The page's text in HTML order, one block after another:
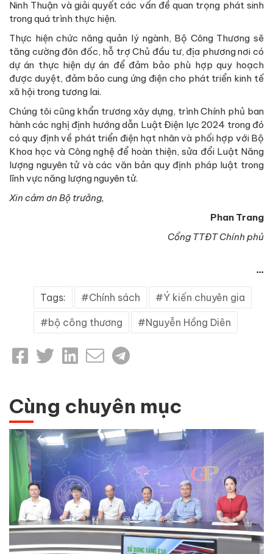
Ninh Thuận và giải quyết các vấn đề quan trọng phát sinh
trong quá trình thực hiện.
Thực hiện chức năng quản lý ngành, Bộ Công Thương sẽ
tăng cường đôn đốc, hỗ trợ Chủ đầu tư, địa phương nơi có
dự án thực hiện dự án để đảm bảo phù hợp quy hoạch
được duyệt, đảm bảo cung ứng điện cho phát triển kinh tế
xã hội trong tương lai.
Chúng tôi cũng khẩn trương xây dựng, trình Chính phủ ban
hành các nghị định hướng dẫn Luật Điện lực 2024 trong đó
có quy định về phát triển điện hạt nhân và phối hợp với Bộ
Khoa học và Công nghệ để hoàn thiện, sửa đổi Luật Năng
lượng nguyên tử và các văn bản quy định pháp luật trong
lĩnh vực năng lượng nguyên tử.
Xin cảm ơn Bộ trưởng,
Phan Trang
Cổng TTĐT Chính phủ
...
Tags: Chính sách Ý kiến chuyên gia
bộ công thương Nguyễn Hồng Diên
Cùng chuyên mục